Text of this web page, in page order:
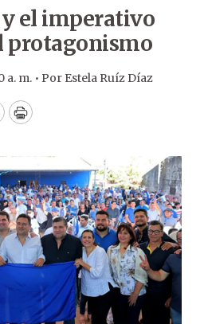
el imperativo
protagonismo
a. m. • Por Estela Ruíz Díaz
Print